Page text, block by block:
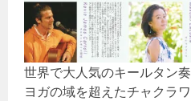
世界で大人気のキールタン
ヨガの域を超えたチャクラ